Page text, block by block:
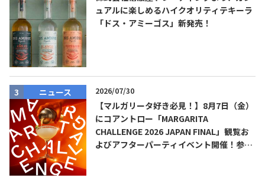
ュアルに楽しめるハイクオリティテキーラ
「ドス・アミーゴス」新発売！
ニュース 2026/07/30
【マルガリータ好き必見！】8月7日（金）
にコアントロー「MARGARITA
CHALLENGE 2026 JAPAN FINAL」観覧お
よびアフターパーティイベント開催！参加